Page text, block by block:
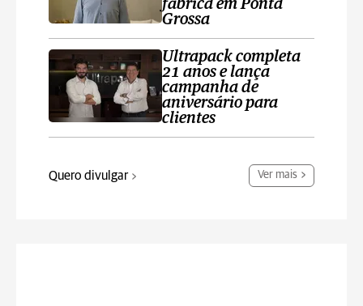
fábrica em Ponta
Grossa
Ultrapack completa
21 anos e lança
campanha de
aniversário para
clientes
Quero divulgar Ver mais